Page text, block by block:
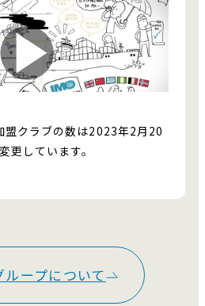
クラブの数は2023年2月20
更しています。
ープについて